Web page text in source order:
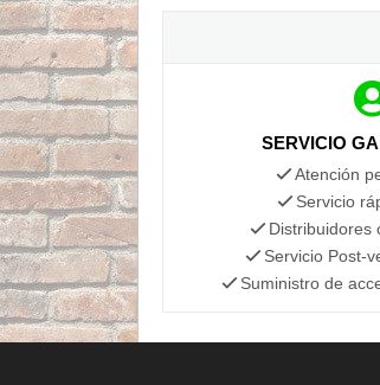
SERVICIO
Atención
Servicio
Distribuidores
Servicio Post-
Suministro de